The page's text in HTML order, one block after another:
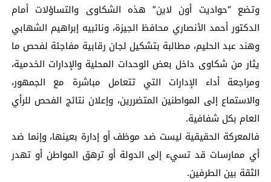
وتضع “حواديت أون لاين” هذه الشكاوى والتساؤلات أمام
الدكتور أحمد الأنصاري محافظ الجيزة، ونائبيه إبراهيم الشهابي
وهند عبد الحليم، مطالبة بتشكيل لجان رقابية مفاجئة لفحص ما
يثار من شكاوى داخل بعض الوحدات المحلية والإدارات الخدمية،
ومراجعة أداء الإدارات التي تتعامل مباشرة مع الجمهور،
والاستماع إلى المواطنين المتضررين، وإعلان نتائج الفحص للرأي
العام بكل شفافية.
فالمعركة الحقيقية ليست ضد موظف أو إدارة بعينها، وإنما ضد
أي ممارسات قد تسيء إلى الدولة أو ترهق المواطن أو تهدر
الثقة بين الطرفين.